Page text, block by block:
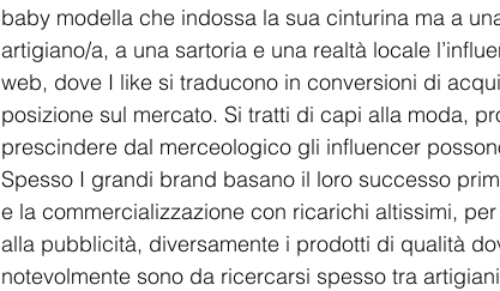
baby modella che indossa la sua cinturina ma a
artigiano/a, a una sartoria e una realtà locale
web, dove I like si traducono in conversioni di
posizione sul mercato. Si tratti di capi alla moda,
prescindere dal merceologico gli influencer
Spesso I grandi brand basano il loro successo
e la commercializzazione con ricarichi altissimi,
alla pubblicità, diversamente i prodotti di qualità
notevolmente sono da ricercarsi spesso tra